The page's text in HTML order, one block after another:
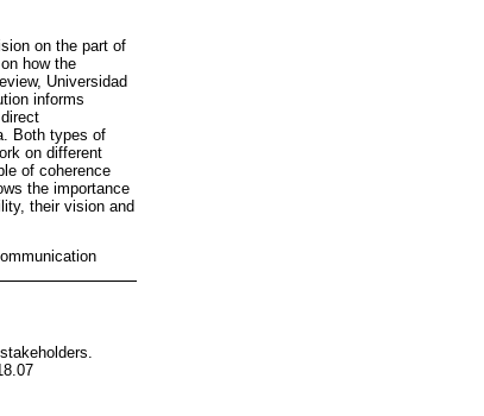
on the part of
how the
Universidad
informs
Both types of
on different
of coherence
the importance
their vision and